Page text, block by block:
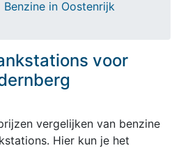
Benzine in Oostenrijk
voor
vergelijken van benzine
Hier kun je het